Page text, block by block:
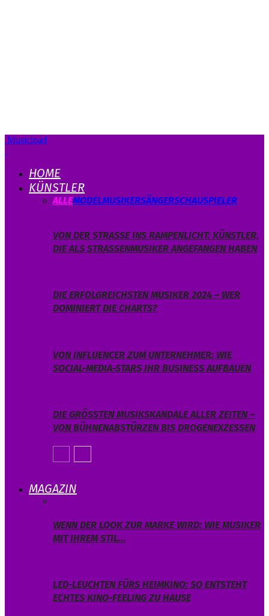
Musicload
HOME
KÜNSTLER
ALLEMODELMUSIKERSÄNGERSCHAUSPIELER
VON DER STRASSE INS RAMPENLICHT: KÜNSTLER, D
IE ALS STRASSENMUSIKER ANGEFANGEN HABEN
DIE ERFOLGREICHSTEN MUSIKER 2024 – WER
DOMINIERT DIE CHARTS?
VON INFLUENCER ZUM UNTERNEHMER: WIE
SOCIAL-MEDIA-STARS IHR BUSINESS AUFBAUEN
DIE GRÖSSTEN MUSIKSKANDALE ALLER ZEITEN – V
ON BÜHNENABSTÜRZEN BIS DROGENEXZESSEN
MAGAZIN
WENN DER LOOK ZUR MARKE WIRD: WIE MUSIKER
MIT IHREM STIL…
LED-LEUCHTEN FÜRS HEIMKINO: SO ENTSTEHT
ECHTES KINO-FEELING ZU HAUSE